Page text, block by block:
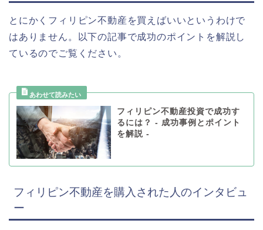
とにかくフィリピン不動産を買えばいいというわけで
はありません。以下の記事で成功のポイントを解説し
ているのでご覧ください。
フィリピン不動産投資で成功す
るには？ - 成功事例とポイント
を解説 -
フィリピン不動産を購入された人のインタビュ
ー